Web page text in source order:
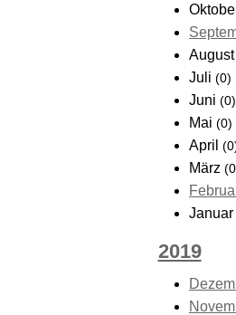
August
Juli (0)
Juni (0)
Mai (0)
April
März
Januar
2019